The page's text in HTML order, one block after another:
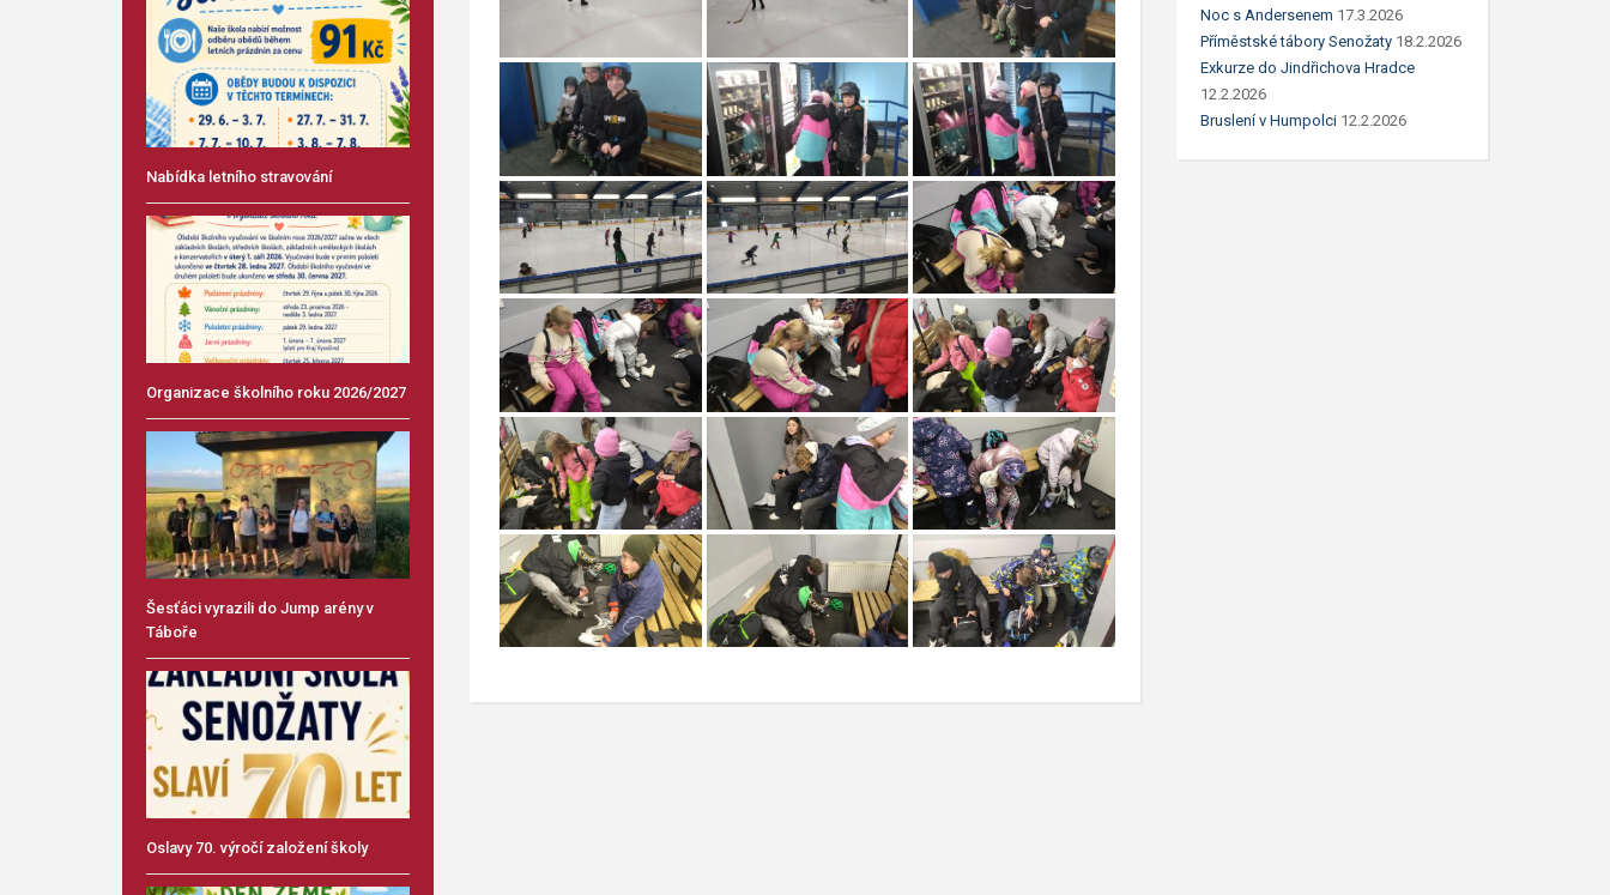
Nabídka letního stravování
Organizace školního roku 2026/2027
Šesťáci vyrazili do Jump arény v
Táboře
Oslavy 70. výročí založení školy
Noc s Andersenem 17.3.2026
Příměstské tábory Senožaty 18.2.2026
Exkurze do Jindřichova Hradce
12.2.2026
Bruslení v Humpolci 12.2.2026